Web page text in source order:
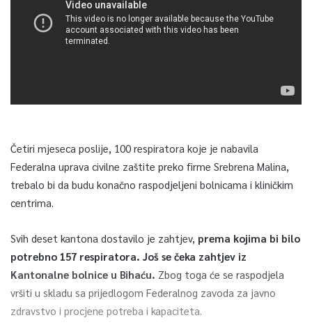
Četiri mjeseca poslije, 100 respiratora koje je nabavila
Federalna uprava civilne zaštite preko firme Srebrena Malina,
trebalo bi da budu konačno raspodjeljeni bolnicama i kliničkim
centrima.
Svih deset kantona dostavilo je zahtjev, prema kojima bi bilo
potrebno 157 respiratora. Još se čeka zahtjev iz
Kantonalne bolnice u Bihaću. Zbog toga će se raspodjela
vršiti u skladu sa prijedlogom Federalnog zavoda za javno
zdravstvo i procjene potreba i kapaciteta.